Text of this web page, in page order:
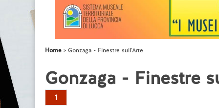
Home Gonzaga - Finestre sull'Arte
Gonzaga - Finestre
1